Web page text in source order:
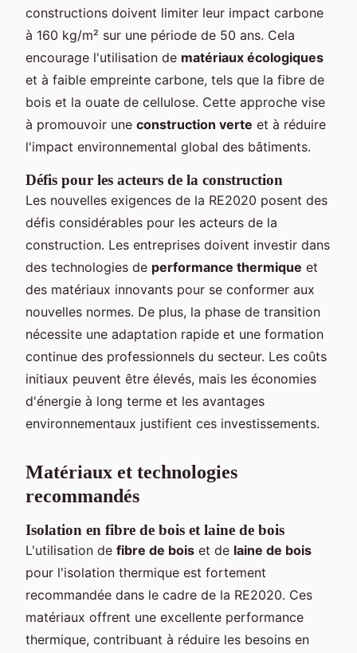
constructions doivent limiter leur impact carbone
à 160 kg/m² sur une période de 50 ans. Cela
encourage l'utilisation de matériaux écologiques
et à faible empreinte carbone, tels que la fibre de
bois et la ouate de cellulose. Cette approche vise
à promouvoir une construction verte et à réduire
l'impact environnemental global des bâtiments.
Défis pour les acteurs de la construction
Les nouvelles exigences de la RE2020 posent des
défis considérables pour les acteurs de la
construction. Les entreprises doivent investir dans
des technologies de performance thermique et
des matériaux innovants pour se conformer aux
nouvelles normes. De plus, la phase de transition
nécessite une adaptation rapide et une formation
continue des professionnels du secteur. Les coûts
initiaux peuvent être élevés, mais les économies
d'énergie à long terme et les avantages
environnementaux justifient ces investissements.
Matériaux et technologies
recommandés
Isolation en fibre de bois et laine de bois
L'utilisation de fibre de bois et de laine de bois
pour l'isolation thermique est fortement
recommandée dans le cadre de la RE2020. Ces
matériaux offrent une excellente performance
thermique, contribuant à réduire les besoins en